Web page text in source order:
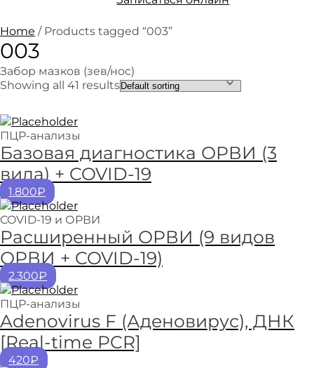
Home / Products tagged “003”
003
Забор мазков (зев/нос)
Showing all 41 results
ПЦР-анализы
Базовая диагностика ОРВИ (3
вида) + COVID-19
1.800₽
COVID-19 и ОРВИ
Расширенный ОРВИ (9 видов
ОРВИ + COVID-19)
2.300₽
ПЦР-анализы
Adenovirus F (Аденовирус), ДНК
[Real-time PCR]
420₽